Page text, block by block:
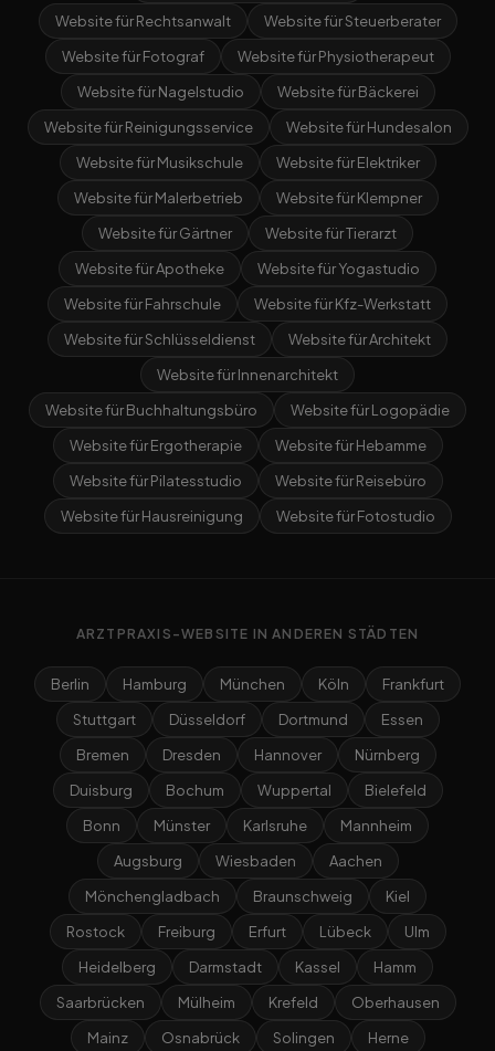
Website für Rechtsanwalt
Website für Steuerberater
Website für Fotograf
Website für Physiotherapeut
Website für Nagelstudio
Website für Bäckerei
Website für Reinigungsservice
Website für Hundesalon
Website für Musikschule
Website für Elektriker
Website für Malerbetrieb
Website für Klempner
Website für Gärtner
Website für Tierarzt
Website für Apotheke
Website für Yogastudio
Website für Fahrschule
Website für Kfz-Werkstatt
Website für Schlüsseldienst
Website für Architekt
Website für Innenarchitekt
Website für Buchhaltungsbüro
Website für Logopädie
Website für Ergotherapie
Website für Hebamme
Website für Pilatesstudio
Website für Reisebüro
Website für Hausreinigung
Website für Fotostudio
ARZTPRAXIS-WEBSITE IN ANDEREN STÄDTEN
Berlin Hamburg München Köln
Frankfurt
Stuttgart
Düsseldorf Dortmund
Essen
Bremen
Dresden Hannover
Nürnberg
Duisburg
Bochum Wuppertal
Bielefeld
Bonn
Münster Karlsruhe
Mannheim
Augsburg
Wiesbaden
Aachen
Mönchengladbach
Braunschweig
Kiel
Rostock
Freiburg Erfurt Lübeck
Ulm
Heidelberg
Darmstadt Kassel
Hamm
Saarbrücken
Mülheim Krefeld
Oberhausen
Mainz
Osnabrück Solingen Herne